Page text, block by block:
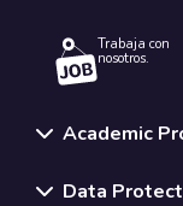
Trabaja con
nosotros.
Academic
Data